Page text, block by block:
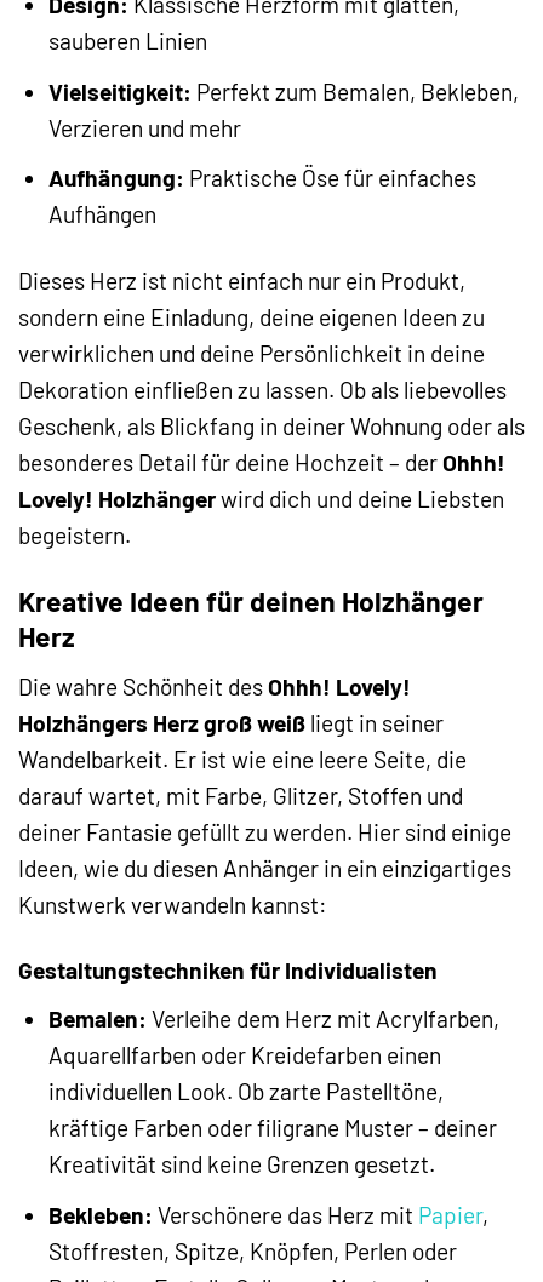
sauberen Linien
Vielseitigkeit: Perfekt zum Bemalen, Bekleben,
Verzieren und mehr
Aufhängung: Praktische Öse für einfaches
Aufhängen
Dieses Herz ist nicht einfach nur ein Produkt,
sondern eine Einladung, deine eigenen Ideen zu
verwirklichen und deine Persönlichkeit in deine
Dekoration einfließen zu lassen. Ob als liebevolles
Geschenk, als Blickfang in deiner Wohnung oder als
besonderes Detail für deine Hochzeit – derOhhh!
Lovely! Holzhängerwird dich und deine Liebsten
begeistern.
Kreative Ideen für deinen Holzhänger
Herz
Die wahre Schönheit desOhhh! Lovely!
Holzhängers Herz groß weiß liegt in seiner
Wandelbarkeit. Er ist wie eine leere Seite, die
darauf wartet, mit Farbe, Glitzer, Stoffen und
deiner Fantasie gefüllt zu werden. Hier sind einige
Ideen, wie du diesen Anhänger in ein einzigartiges
Kunstwerk verwandeln kannst:
Gestaltungstechniken für Individualisten
Bemalen: Verleihe dem Herz mit Acrylfarben,
Aquarellfarben oder Kreidefarben einen
individuellen Look. Ob zarte Pastelltöne,
kräftige Farben oder filigrane Muster – deiner
Kreativität sind keine Grenzen gesetzt.
Bekleben: Verschönere das Herz mit Papier,
Stoffresten, Spitze, Knöpfen, Perlen oder